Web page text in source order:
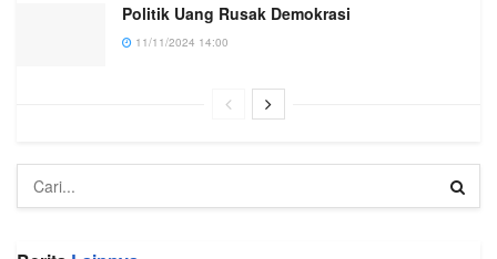
Politik Uang Rusak Demokrasi
11/11/2024 14:00